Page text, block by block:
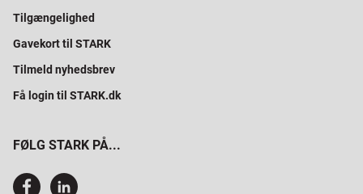
Tilgængelighed
Gavekort til STARK
Tilmeld nyhedsbrev
Få login til STARK.dk
FØLG STARK PÅ...